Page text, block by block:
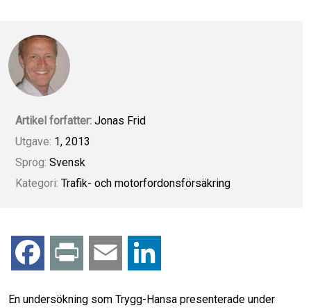
Artikel forfatter: Jonas Frid
Utgave: 1, 2013
Sprog: Svensk
Kategori: Trafik- och motorfordonsförsäkring
En undersökning som Trygg-Hansa presenterade under